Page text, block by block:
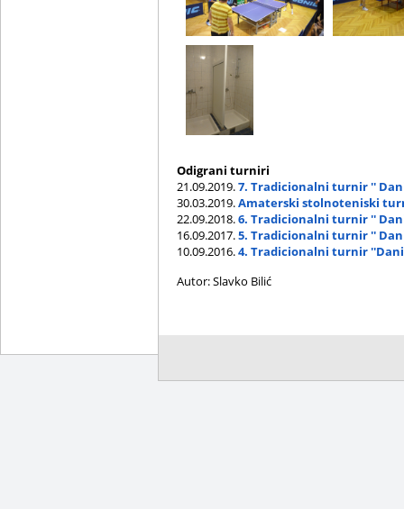
Odigrani turniri
21.09.2019.7. Tradicionalni turnir ''
30.03.2019.Amaterski stolnoteniski
22.09.2018.6. Tradicionalni turnir ''
16.09.2017.5. Tradicionalni turnir ''
10.09.2016.4. Tradicionalni turnir ''Dani
Autor: Slavko Bilić